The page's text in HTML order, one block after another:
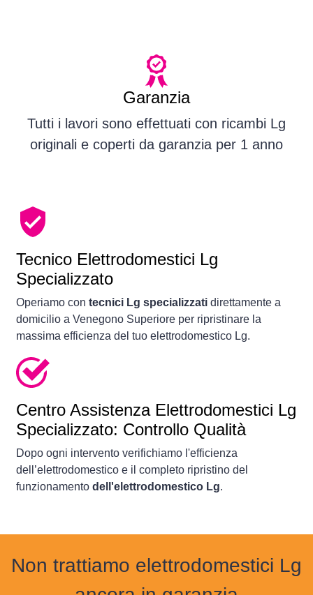
Garanzia
Tutti i lavori sono effettuati con ricambi Lg
originali e coperti da garanzia per 1 anno
Tecnico Elettrodomestici Lg
Specializzato
Operiamo con tecnici Lg specializzati direttamente a
domicilio a Venegono Superiore per ripristinare la
massima efficienza del tuo elettrodomestico Lg.
Centro Assistenza Elettrodomestici Lg
Specializzato: Controllo Qualità
Dopo ogni intervento verifichiamo l'efficienza
dell’elettrodomestico e il completo ripristino del
funzionamento dell'elettrodomestico Lg.
Non trattiamo elettrodomestici Lg